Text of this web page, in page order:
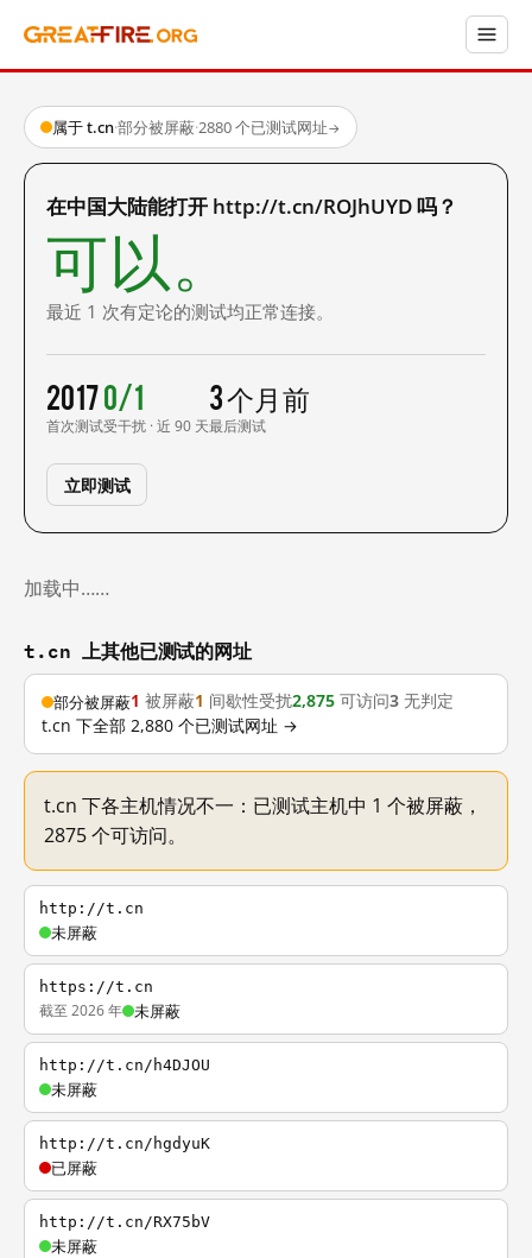
属于 t.cn·部分被屏蔽·2880 个已测试网址→
在中国大陆能打开 http://t.cn/ROJhUYD 吗？
可以。
最近 1 次有定论的测试均正常连接。
2017
首次测试
0/1
受干扰 · 近 90 天
3 个月前
最后测试
立即测试
加载中……
t.cn 上其他已测试的网址
部分被屏蔽1 被屏蔽1 间歇性受扰2,875 可访问3 无判定
t.cn 下全部 2,880 个已测试网址 →
t.cn 下各主机情况不一：已测试主机中 1 个被屏蔽，
2875 个可访问。
http://t.cn
未屏蔽
https://t.cn
截至 2026 年 未屏蔽
http://t.cn/h4DJOU
未屏蔽
http://t.cn/hgdyuK
已屏蔽
http://t.cn/RX75bV
未屏蔽